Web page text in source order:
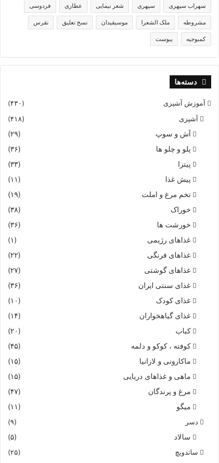
سهراب سپهری سپهری شعر نیمایی عطاری فردوسی
مشروطه ملک الشعرا موسیقیدان نسخ تعلیق نقرس
کمبوجیه یبوست
دسته‌ها
آموزش آشپزی (۴۳۰)
آشپزی (۴۱۸)
آش و سوپ
(۲۹)
پلو و چلو ها
(۳۶)
پیتزا
(۳۳)
پیش غذا
(۱۱)
تخم مرغ و املت
(۱۹)
خوراک
(۳۸)
خورشت ها
(۳۶)
غذاهای رژیمی
(۱)
غذاهای فرنگی
(۲۲)
غذاهای گوشتی
(۲۷)
غذای سنتی ایران
(۳۶)
غذای کودک
(۱۰)
غذای گیاهخواران
(۱۴)
کباب
(۲۰)
کوفته ، کوکو و دلمه
(۴۵)
ماکارونی و لازانیا
(۱۵)
ماهی و غذاهای دریایی
(۱۵)
مرغ و پرندگان
(۴۷)
میگو
(۱۱)
دسر (۹)
سالاد (۵)
ساندویچ
(۲۵)